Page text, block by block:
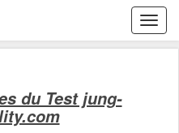
du Test jung-